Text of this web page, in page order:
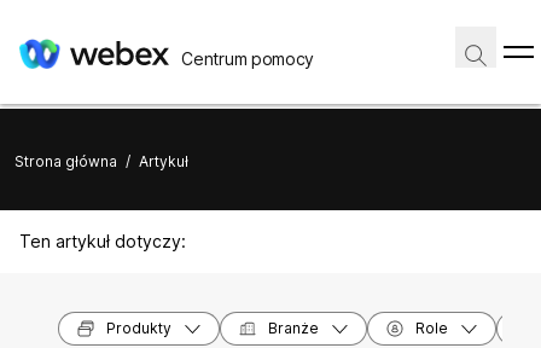
Centrum pomocy
Strona główna / Artykuł
Ten artykuł dotyczy:
Produkty Branże Role